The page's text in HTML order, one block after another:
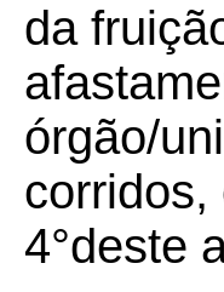
da
órgão/
corridos,
4°deste